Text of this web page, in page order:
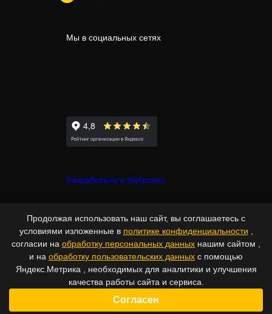
Мы в социальных сетях
Разработано в Stelsmoto
© Copyright 2007-2026 - Stelsmoto.
Все права защищены.www.stelsmoto.ru
Информация, размещенная на сайте, не является публичной
офертой.
Продолжая использовать наш сайт, вы соглашаетесь с
условиями изложенные в политике конфиденциальности
согласии на обработку персональных данных нашим сайтом ,
и на обработку пользовательских данных с помощью
Яндекс.Метрика , необходимых для аналитики и улучшения
качества работы сайта и сервиса.
Согласен